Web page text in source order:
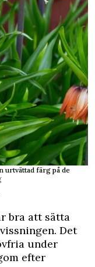
urtvättad färg på de
bra att sätta
Det
under
efter